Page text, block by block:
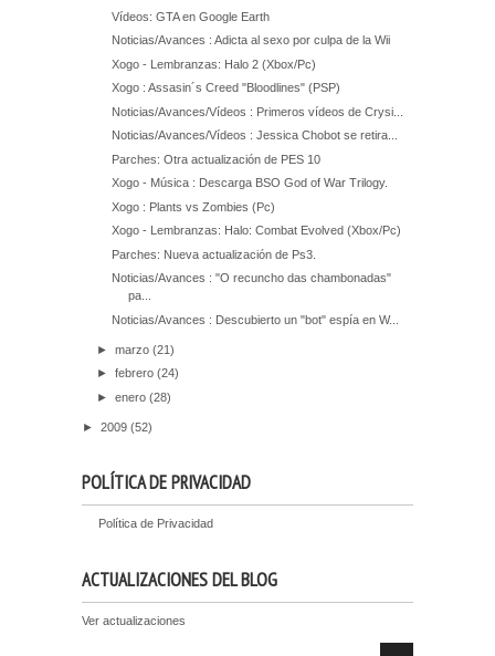
Vídeos: GTA en Google Earth
Noticias/Avances : Adicta al sexo por culpa de la Wii
Xogo - Lembranzas: Halo 2 (Xbox/Pc)
Xogo : Assasin´s Creed "Bloodlines" (PSP)
Noticias/Avances/Vídeos : Primeros vídeos de Crysi...
Noticias/Avances/Vídeos : Jessica Chobot se retira...
Parches: Otra actualización de PES 10
Xogo - Música : Descarga BSO God of War Trilogy.
Xogo : Plants vs Zombies (Pc)
Xogo - Lembranzas: Halo: Combat Evolved (Xbox/Pc)
Parches: Nueva actualización de Ps3.
Noticias/Avances : "O recuncho das chambonadas"
pa...
Noticias/Avances : Descubierto un "bot" espía en W...
►marzo(21)
►febrero(24)
►enero(28)
► 2009 (52)
POLÍTICA DE PRIVACIDAD
Política de Privacidad
ACTUALIZACIONES DEL BLOG
Ver actualizaciones